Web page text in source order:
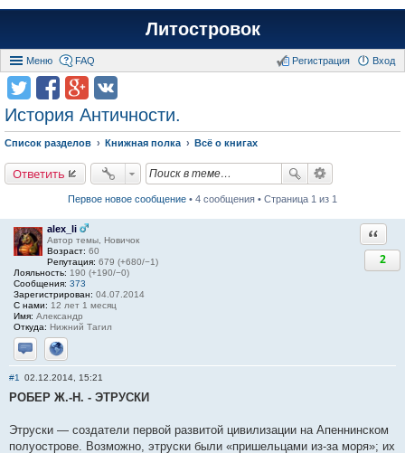
Литостровок
Меню FAQ Вход
Регистрация
История Античности.
Список разделов Книжная полка Всё о книгах
Ответить
Первое новое сообщение • 4 сообщения • Страница 1 из 1
alex_li
Автор темы, Новичок
Возраст: 60
Репутация: 679 (+680/−1)
Лояльность: 190 (+190/−0)
Сообщения: 373
Зарегистрирован: 04.07.2014
С нами: 12 лет 1 месяц
Имя: Александр
Откуда: Нижний Тагил
Отправить личное сообщение
Сайт
2
#1 02.12.2014, 15:21
РОБЕР Ж.-Н. - ЭТРУСКИ
Этруски — создатели первой развитой цивилизации на Апеннинском
полуострове. Возможно, этруски были «пришельцами из-за моря»; их